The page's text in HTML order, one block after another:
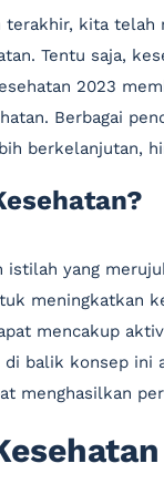
terakhir, kita
Tentu saja,
2023
Berbagai
berkelanjutan,
istilah yang
meningkatkan
mencakup
balik konsep ini
menghasilkan